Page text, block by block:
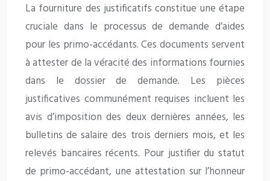
La fourniture des justificatifs constitue une étape
cruciale dans le processus de demande d’aides
pour les primo-accédants. Ces documents servent
à attester de la véracité des informations fournies
dans le dossier de demande. Les pièces
justificatives communément requises incluent les
avis d’imposition des deux dernières années, les
bulletins de salaire des trois derniers mois, et les
relevés bancaires récents. Pour justifier du statut
de primo-accédant, une attestation sur l’honneur